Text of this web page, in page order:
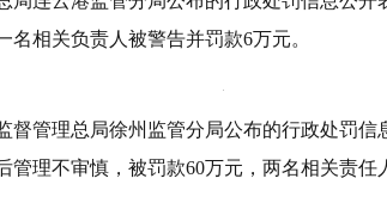
相关负责人被警告并罚款6万元。
督管理总局徐州监管分局公布的行政处罚
管理不审慎，被罚款60万元，两名相关责任